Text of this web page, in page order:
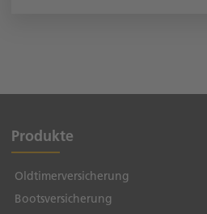
Produkte
Oldtimerversicherung
Bootsversicherung